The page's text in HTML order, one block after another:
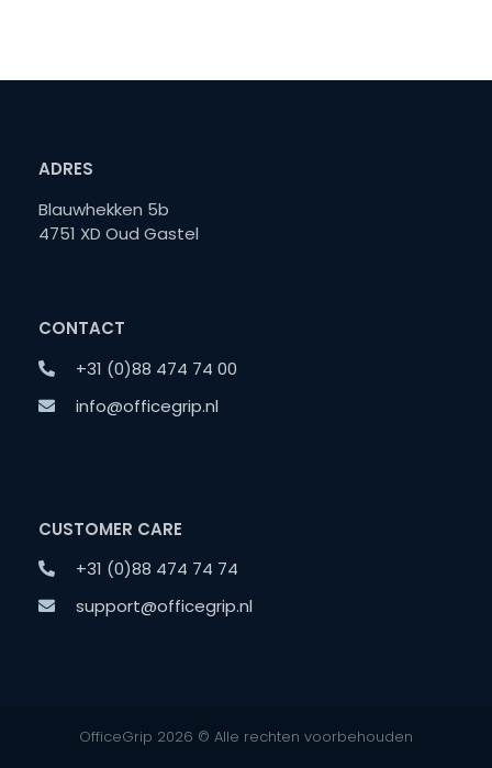
ADRES
Blauwhekken 5b
4751 XD Oud Gastel
CONTACT
+31 (0)88 474 74 00
info@officegrip.nl
CUSTOMER CARE
+31 (0)88 474 74 74
support@officegrip.nl
OfficeGrip 2026 © Alle rechten voorbehouden